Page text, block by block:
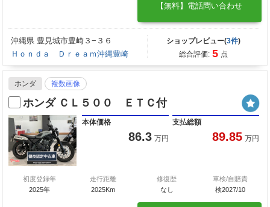
【無料】電話問い合わせ
沖縄県 豊見城市豊崎３−３６
Ｈｏｎｄａ Ｄｒｅａｍ沖縄豊崎
ショップレビュー(3件)
総合評価: 5 点
ホンダ 複数画像
ホンダ ＣＬ５００ ＥＴＣ付
本体価格
86.3 万円
支払総額
89.85 万円
初度登録年
2025年
走行距離
2025Km
修復歴
なし
車検/自賠責
検2027/10